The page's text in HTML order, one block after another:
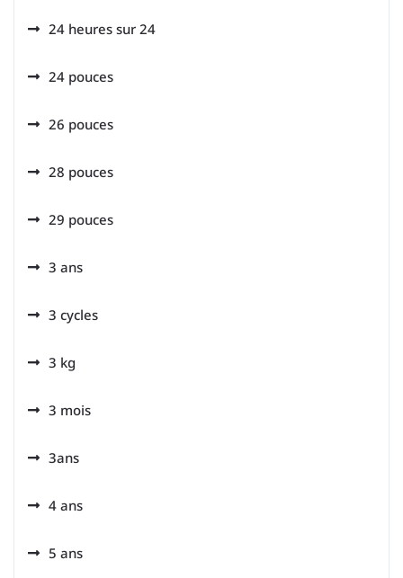
24 heures sur 24
24 pouces
26 pouces
28 pouces
29 pouces
3 ans
3 cycles
3 kg
3 mois
3ans
4 ans
5 ans